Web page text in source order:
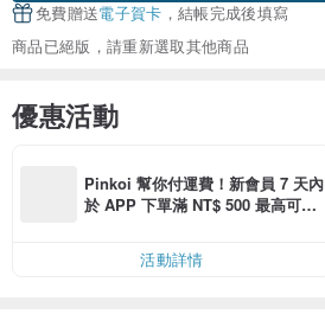
免費贈送電子賀卡 ，結帳完成後填寫
商品已絕版，請重新選取其他商品
優惠活動
Pinkoi 幫你付運費！新會員 7 天內
於 APP 下單滿 NT$ 500 最高可折
活動詳情